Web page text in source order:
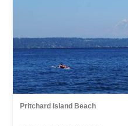
Pritchard Island Beach